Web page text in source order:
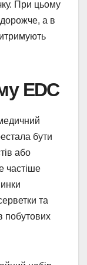
При цьому
а в
EDC
бути
або
частіше
та
побутових